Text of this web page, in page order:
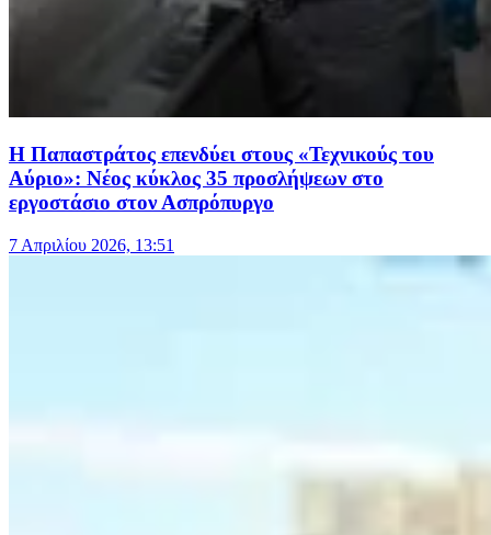
Η Παπαστράτος επενδύει στους «Τεχνικούς του
Αύριο»: Νέος κύκλος 35 προσλήψεων στο
εργοστάσιο στον Ασπρόπυργο
7 Απριλίου 2026, 13:51